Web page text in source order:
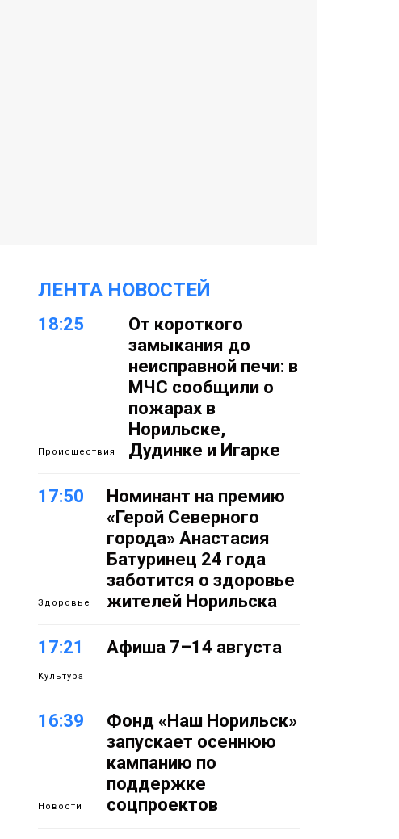
ЛЕНТА НОВОСТЕЙ
18:25
Происшествия
От короткого
замыкания до
неисправной печи: в
МЧС сообщили о
пожарах в
Норильске,
Дудинке и Игарке
17:50
Здоровье
Номинант на премию
«Герой Северного
города» Анастасия
Батуринец 24 года
заботится о здоровье
жителей Норильска
17:21
Культура
Афиша 7–14 августа
16:39
Новости
Фонд «Наш Норильск»
запускает осеннюю
кампанию по
поддержке
соцпроектов